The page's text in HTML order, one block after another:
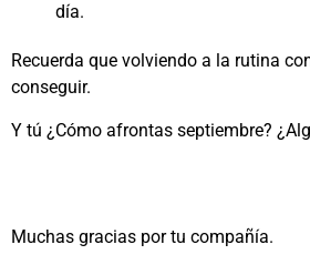
día.
Recuerda que volviendo a la rutina
conseguir.
Y tú ¿Cómo afrontas septiembre?
Muchas gracias por tu compañía.